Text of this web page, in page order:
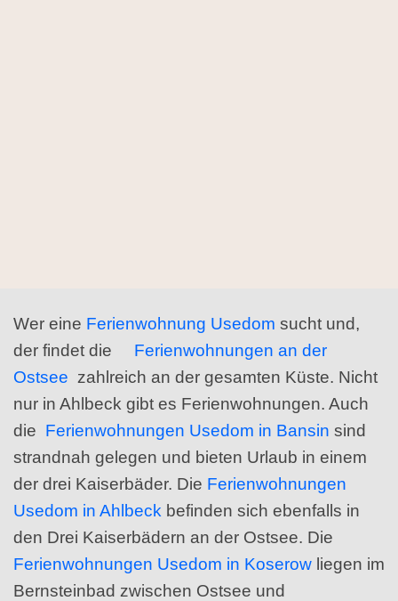
Wer eine Ferienwohnung Usedom sucht und,
der findet die
Ferienwohnungen an der
Ostsee zahlreich an der gesamten Küste. Nicht
nur in Ahlbeck gibt es Ferienwohnungen. Auch
die Ferienwohnungen Usedom in Bansin sind
strandnah gelegen und bieten Urlaub in einem
der drei Kaiserbäder. Die Ferienwohnungen
Usedom in Ahlbeck befinden sich ebenfalls in
den Drei Kaiserbädern an der Ostsee. Die
Ferienwohnungen Usedom in Koserow liegen im
Bernsteinbad zwischen Ostsee und